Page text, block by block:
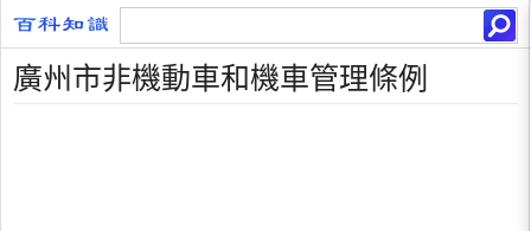
廣州市非機動車和機車管理條例